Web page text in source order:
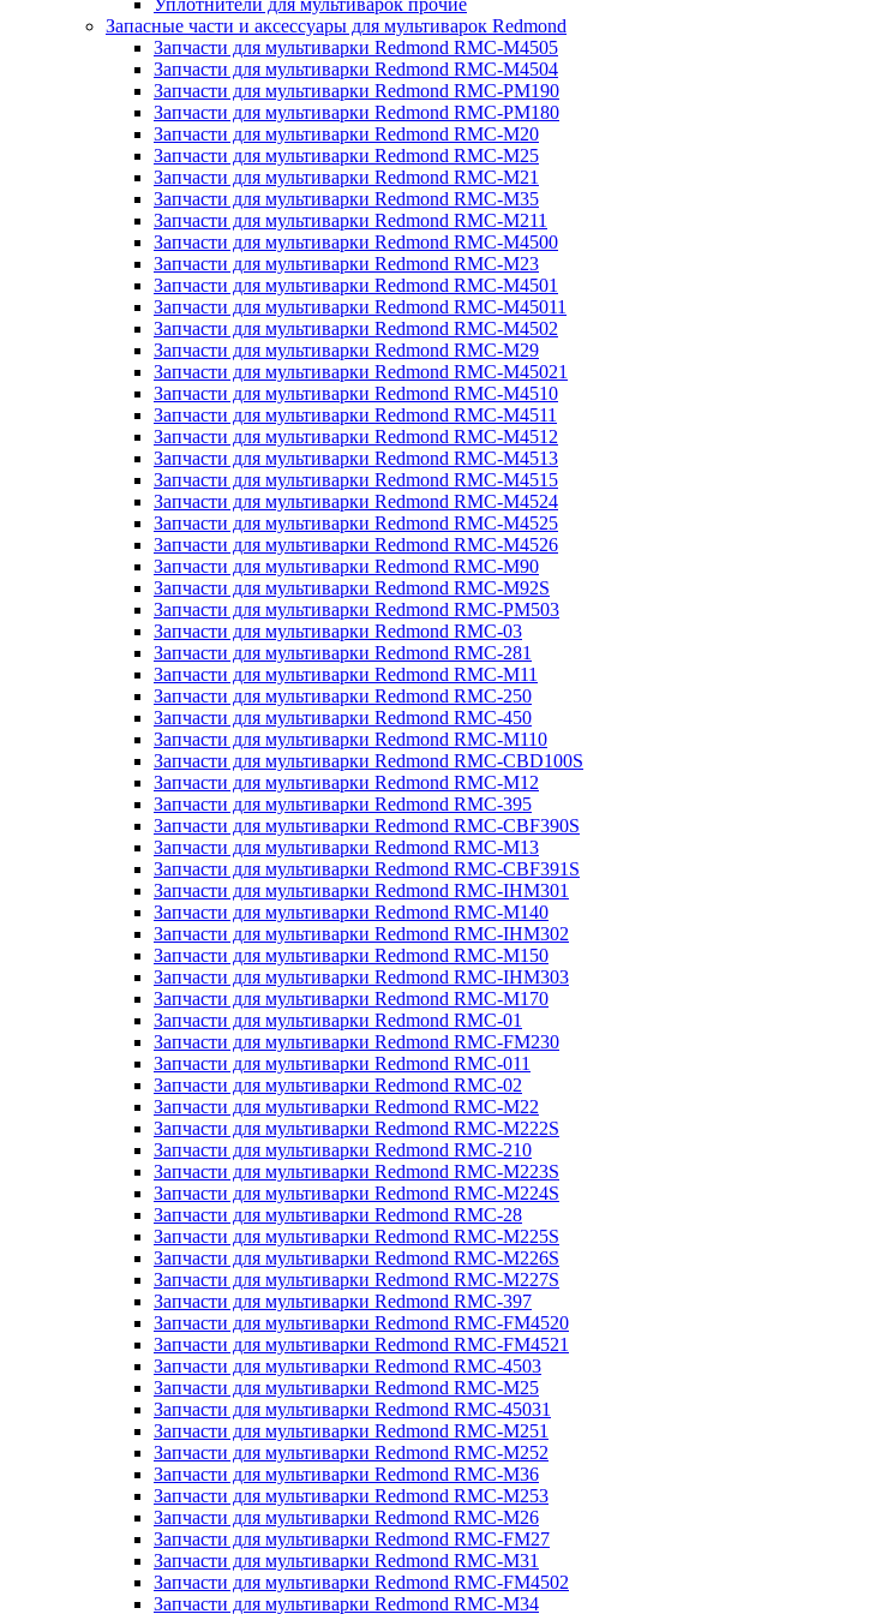
Уплотнители для мультиварок прочие
Запасные части и аксессуары для мультиварок Redmond
Запчасти для мультиварки Redmond RMC-M4505
Запчасти для мультиварки Redmond RMC-M4504
Запчасти для мультиварки Redmond RMC-PM190
Запчасти для мультиварки Redmond RMC-PM180
Запчасти для мультиварки Redmond RMC-M20
Запчасти для мультиварки Redmond RMC-M25
Запчасти для мультиварки Redmond RMC-M21
Запчасти для мультиварки Redmond RMC-M35
Запчасти для мультиварки Redmond RMC-M211
Запчасти для мультиварки Redmond RMC-M4500
Запчасти для мультиварки Redmond RMC-M23
Запчасти для мультиварки Redmond RMC-M4501
Запчасти для мультиварки Redmond RMC-M45011
Запчасти для мультиварки Redmond RMC-M4502
Запчасти для мультиварки Redmond RMC-M29
Запчасти для мультиварки Redmond RMC-M45021
Запчасти для мультиварки Redmond RMC-M4510
Запчасти для мультиварки Redmond RMC-M4511
Запчасти для мультиварки Redmond RMC-M4512
Запчасти для мультиварки Redmond RMC-M4513
Запчасти для мультиварки Redmond RMC-M4515
Запчасти для мультиварки Redmond RMC-M4524
Запчасти для мультиварки Redmond RMC-M4525
Запчасти для мультиварки Redmond RMC-M4526
Запчасти для мультиварки Redmond RMC-M90
Запчасти для мультиварки Redmond RMC-M92S
Запчасти для мультиварки Redmond RMC-PM503
Запчасти для мультиварки Redmond RMC-03
Запчасти для мультиварки Redmond RMC-281
Запчасти для мультиварки Redmond RMC-M11
Запчасти для мультиварки Redmond RMC-250
Запчасти для мультиварки Redmond RMC-450
Запчасти для мультиварки Redmond RMC-M110
Запчасти для мультиварки Redmond RMC-CBD100S
Запчасти для мультиварки Redmond RMC-M12
Запчасти для мультиварки Redmond RMC-395
Запчасти для мультиварки Redmond RMC-CBF390S
Запчасти для мультиварки Redmond RMC-M13
Запчасти для мультиварки Redmond RMC-CBF391S
Запчасти для мультиварки Redmond RMC-IHM301
Запчасти для мультиварки Redmond RMC-M140
Запчасти для мультиварки Redmond RMC-IHM302
Запчасти для мультиварки Redmond RMC-M150
Запчасти для мультиварки Redmond RMC-IHM303
Запчасти для мультиварки Redmond RMC-M170
Запчасти для мультиварки Redmond RMC-01
Запчасти для мультиварки Redmond RMC-FM230
Запчасти для мультиварки Redmond RMC-011
Запчасти для мультиварки Redmond RMC-02
Запчасти для мультиварки Redmond RMC-M22
Запчасти для мультиварки Redmond RMC-M222S
Запчасти для мультиварки Redmond RMC-210
Запчасти для мультиварки Redmond RMC-M223S
Запчасти для мультиварки Redmond RMC-M224S
Запчасти для мультиварки Redmond RMC-28
Запчасти для мультиварки Redmond RMC-M225S
Запчасти для мультиварки Redmond RMC-M226S
Запчасти для мультиварки Redmond RMC-M227S
Запчасти для мультиварки Redmond RMC-397
Запчасти для мультиварки Redmond RMC-FM4520
Запчасти для мультиварки Redmond RMC-FM4521
Запчасти для мультиварки Redmond RMC-4503
Запчасти для мультиварки Redmond RMC-M25
Запчасти для мультиварки Redmond RMC-45031
Запчасти для мультиварки Redmond RMC-M251
Запчасти для мультиварки Redmond RMC-M252
Запчасти для мультиварки Redmond RMC-M36
Запчасти для мультиварки Redmond RMC-M253
Запчасти для мультиварки Redmond RMC-M26
Запчасти для мультиварки Redmond RMC-FM27
Запчасти для мультиварки Redmond RMC-M31
Запчасти для мультиварки Redmond RMC-FM4502
Запчасти для мультиварки Redmond RMC-M34